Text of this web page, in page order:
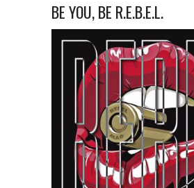
BE YOU, BE R.E.B.E.L.